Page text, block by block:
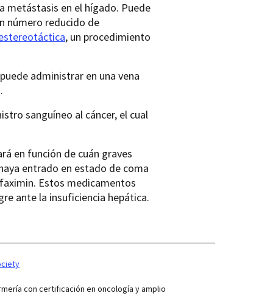
metástasis en el hígado. Puede
número reducido de
, un procedimiento
administrar en una vena
sanguíneo al cáncer, el cual
en función de cuán graves
entrado en estado de coma
Estos medicamentos
ante la insuficiencia hepática.
con certificación en oncología y amplio